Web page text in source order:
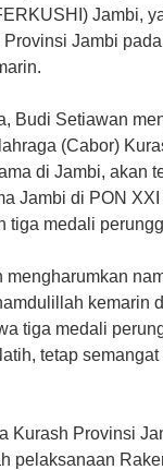
Jambi,
Jambi
Budi Setiawan
(Cabor)
di Jambi, akan
Jambi di PON
tiga medali
mengharumkan
kemarin
tiga medali
tetap
Kurash Provinsi
pelaksanaan